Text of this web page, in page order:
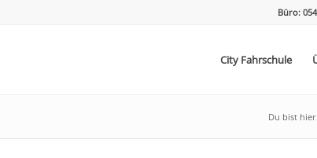
Büro:
City Fahrschule
Du bist